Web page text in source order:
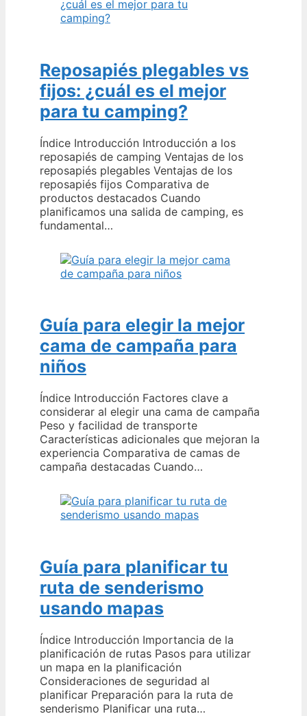
Reposapiés plegables vs
fijos: ¿cuál es el mejor
para tu camping?
Índice Introducción Introducción a los
reposapiés de camping Ventajas de los
reposapiés plegables Ventajas de los
reposapiés fijos Comparativa de
productos destacados Cuando
planificamos una salida de camping, es
fundamental…
Guía para elegir la mejor
cama de campaña para
niños
Índice Introducción Factores clave a
considerar al elegir una cama de campaña
Peso y facilidad de transporte
Características adicionales que mejoran la
experiencia Comparativa de camas de
campaña destacadas Cuando…
Guía para planificar tu
ruta de senderismo
usando mapas
Índice Introducción Importancia de la
planificación de rutas Pasos para utilizar
un mapa en la planificación
Consideraciones de seguridad al
planificar Preparación para la ruta de
senderismo Planificar una ruta…